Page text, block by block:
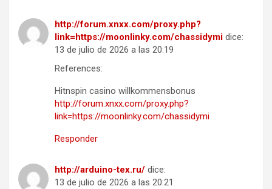
http://forum.xnxx.com/proxy.php?
link=https://moonlinky.com/chassidymi dice:
13 de julio de 2026 a las 20:19
References:
Hitnspin casino willkommensbonus
http://forum.xnxx.com/proxy.php?
link=https://moonlinky.com/chassidymi
Responder
http://arduino-tex.ru/ dice:
13 de julio de 2026 a las 20:21